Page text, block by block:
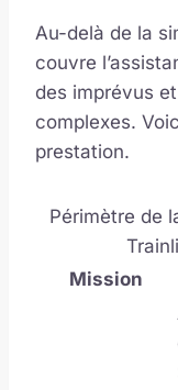
Au-delà de la
couvre
des imprévus
complexes.
prestation.
Périmètre de
Mission